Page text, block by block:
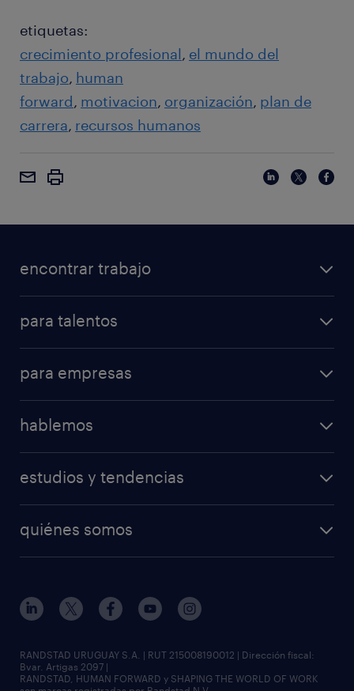
etiquetas:
crecimiento profesional el mundo del
trabajo human
forward motivacion organización plan de
carrera recursos humanos
encontrar trabajo
para talentos
para empresas
hablemos
estudios y tendencias
quiénes somos
RANDSTAD URUGUAY S.A. | RUT 215008190012 | Dirección fiscal:
Bvar. Artigas 2097 |
RANDSTAD, HUMAN FORWARD y SHAPING THE WORLD OF WORK